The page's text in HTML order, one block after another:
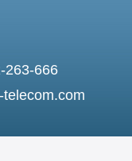
263-666